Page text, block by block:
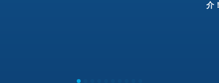
介